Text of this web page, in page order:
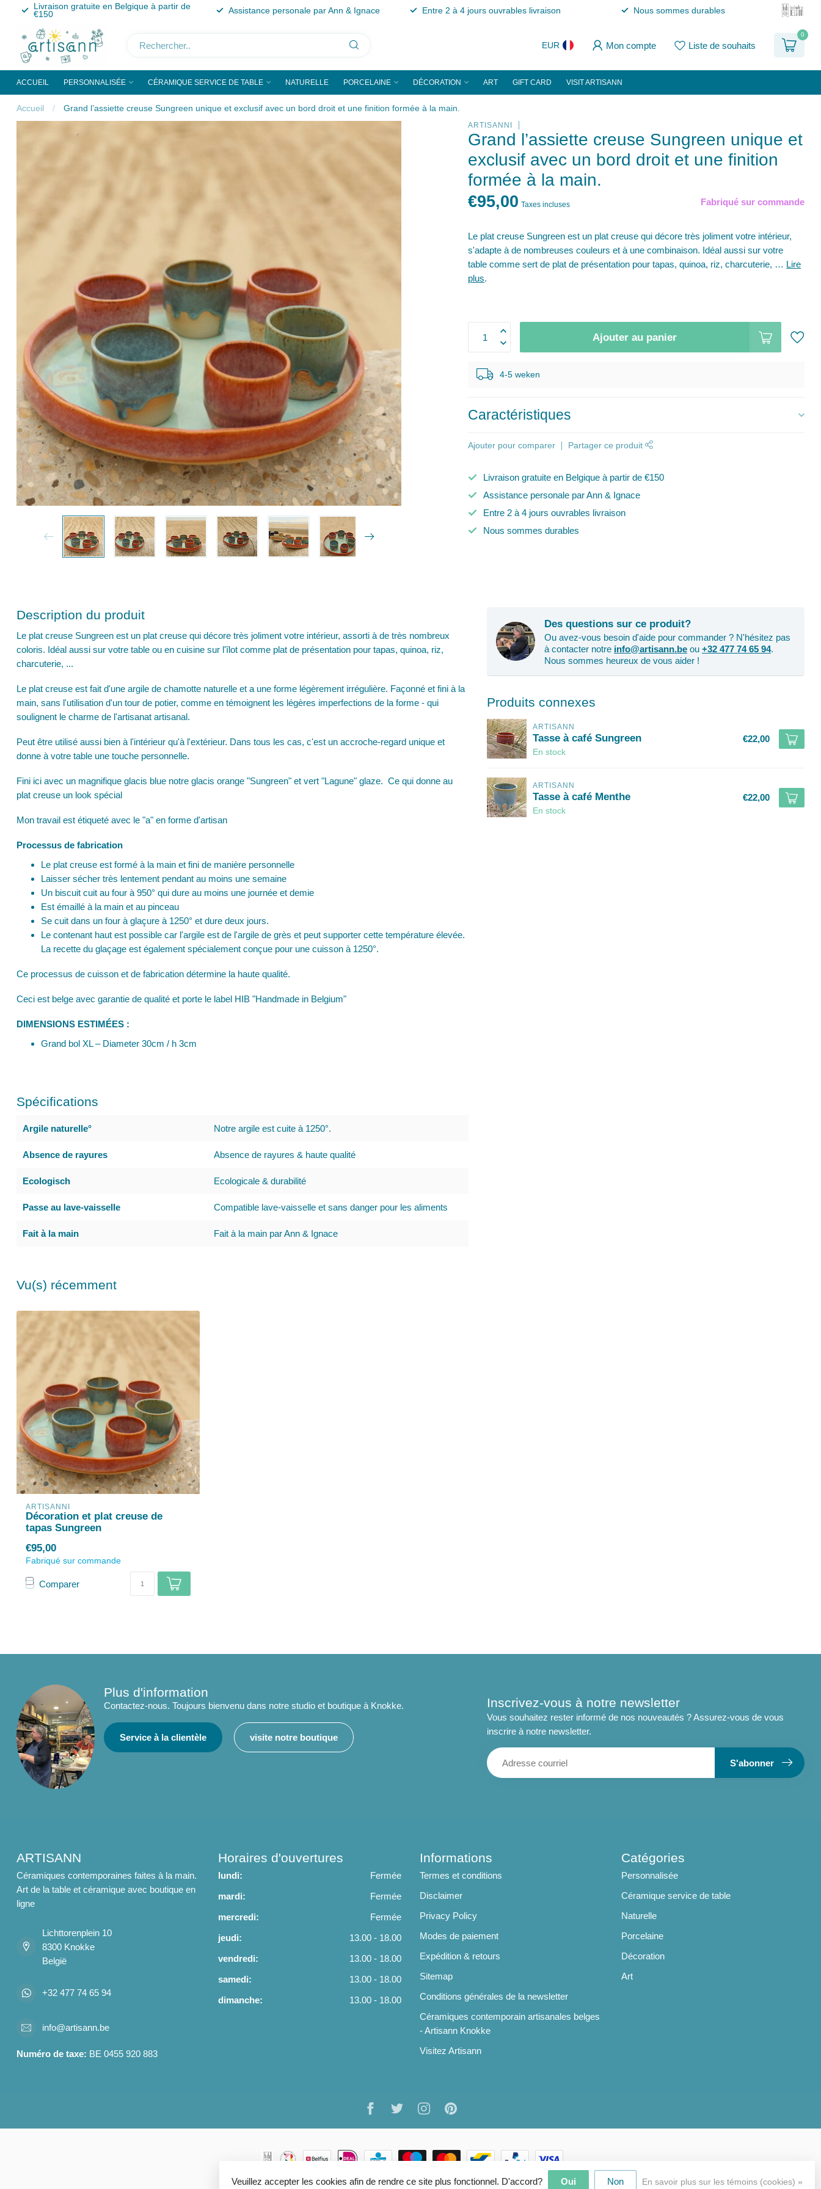
Livraison gratuite en Belgique à partir de
€150
Assistance personale par Ann & Ignace Entre 2 à 4 jours ouvrables livraison Nous sommes durables
EUR Mon compte Liste de souhaits
0
ACCUEIL PERSONNALISÉE CÉRAMIQUE SERVICE DE TABLE NATURELLE PORCELAINE DÉCORATION ART GIFT CARD VISIT ARTISANN
Accueil / Grand l’assiette creuse Sungreen unique et exclusif avec un bord droit et une finition formée à la main.
ARTISANNI
Grand l’assiette creuse Sungreen unique et
exclusif avec un bord droit et une finition
formée à la main.
€95,00 Taxes incluses Fabriqué sur commande
Le plat creuse Sungreen est un plat creuse qui décore très joliment votre intérieur,
s'adapte à de nombreuses couleurs et à une combinaison. Idéal aussi sur votre
table comme sert de plat de présentation pour tapas, quinoa, riz, charcuterie, … Lire
plus.
Ajouter au panier
4-5 weken
Caractéristiques
Ajouter pour comparer Partager ce produit
Livraison gratuite en Belgique à partir de €150
Assistance personale par Ann & Ignace
Entre 2 à 4 jours ouvrables livraison
Nous sommes durables
Description du produit
Le plat creuse Sungreen est un plat creuse qui décore très joliment votre intérieur, assorti à de très nombreux
coloris. Idéal aussi sur votre table ou en cuisine sur l'îlot comme plat de présentation pour tapas, quinoa, riz,
charcuterie, ...
Le plat creuse est fait d'une argile de chamotte naturelle et a une forme légèrement irrégulière. Façonné et fini à la
main, sans l'utilisation d'un tour de potier, comme en témoignent les légères imperfections de la forme - qui
soulignent le charme de l'artisanat artisanal.
Peut être utilisé aussi bien à l'intérieur qu'à l'extérieur. Dans tous les cas, c'est un accroche-regard unique et
donne à votre table une touche personnelle.
Fini ici avec un magnifique glacis blue notre glacis orange "Sungreen" et vert "Lagune" glaze. Ce qui donne au
plat creuse un look spécial
Mon travail est étiqueté avec le "a" en forme d'artisan
Processus de fabrication
Le plat creuse est formé à la main et fini de manière personnelle
Laisser sécher très lentement pendant au moins une semaine
Un biscuit cuit au four à 950° qui dure au moins une journée et demie
Est émaillé à la main et au pinceau
Se cuit dans un four à glaçure à 1250° et dure deux jours.
Le contenant haut est possible car l'argile est de l'argile de grès et peut supporter cette température élevée.
La recette du glaçage est également spécialement conçue pour une cuisson à 1250°.
Ce processus de cuisson et de fabrication détermine la haute qualité.
Ceci est belge avec garantie de qualité et porte le label HIB "Handmade in Belgium"
DIMENSIONS ESTIMÉES :
Grand bol XL – Diameter 30cm / h 3cm
Spécifications
Argile naturelle° Notre argile est cuite à 1250°.
Absence de rayures Absence de rayures & haute qualité
Ecologisch Ecologicale & durabilité
Passe au lave-vaisselle Compatible lave-vaisselle et sans danger pour les aliments
Fait à la main Fait à la main par Ann & Ignace
Des questions sur ce produit?
Ou avez-vous besoin d'aide pour commander ? N'hésitez pas
à contacter notre info@artisann.be ou +32 477 74 65 94.
Nous sommes heureux de vous aider !
Produits connexes
ARTISANN
Tasse à café Sungreen
En stock
€22,00
ARTISANN
Tasse à café Menthe
En stock
€22,00
Vu(s) récemment
ARTISANNI
Décoration et plat creuse de
tapas Sungreen
€95,00
Fabriqué sur commande
Comparer
Plus d'information
Contactez-nous. Toujours bienvenu dans notre studio et boutique à Knokke.
Service à la clientèle visite notre boutique
Inscrivez-vous à notre newsletter
Vous souhaitez rester informé de nos nouveautés ? Assurez-vous de vous
inscrire à notre newsletter.
S'abonner
ARTISANN
Céramiques contemporaines faites à la main.
Art de la table et céramique avec boutique en
ligne
Lichttorenplein 10
8300 Knokke
België
+32 477 74 65 94
info@artisann.be
Numéro de taxe: BE 0455 920 883
Horaires d'ouvertures
lundi:
Fermée
mardi:
Fermée
mercredi:
Fermée
jeudi:
13.00 - 18.00
vendredi:
13.00 - 18.00
samedi:
13.00 - 18.00
dimanche:
13.00 - 18.00
Informations
Termes et conditions
Disclaimer
Privacy Policy
Modes de paiement
Expédition & retours
Sitemap
Conditions générales de la newsletter
Céramiques contemporain artisanales belges
- Artisann Knokke
Visitez Artisann
Catégories
Personnalisée
Céramique service de table
Naturelle
Porcelaine
Décoration
Art
© Copyright 2026 ARTISANN- Powered byLightspeed- Theme byDyvelopment
Veuillez accepter les cookies afin de rendre ce site plus fonctionnel. D'accord? Oui Non En savoir plus sur les témoins (cookies) »